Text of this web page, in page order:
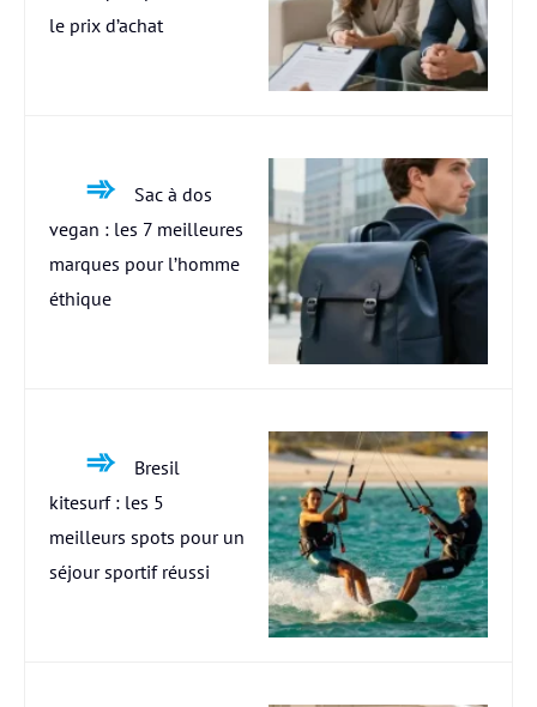
le prix d’achat
Sac à dos
vegan : les 7 meilleures
marques pour l’homme
éthique
Bresil
kitesurf : les 5
meilleurs spots pour un
séjour sportif réussi